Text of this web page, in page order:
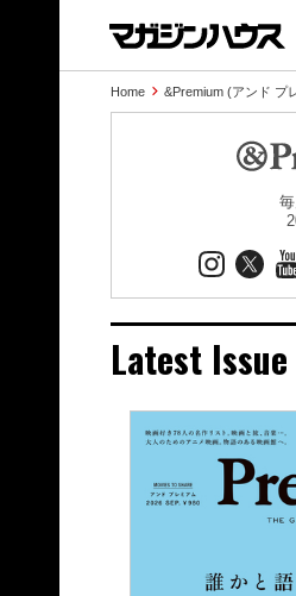
Home &Premium (アンド プ
Latest Issue